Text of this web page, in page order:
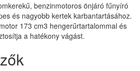
benzinmotoros önjáró fűnyíró
és nagyobb kertek karbantartásához.
173 cm3 hengerűrtartalommal és
a hatékony vágást.